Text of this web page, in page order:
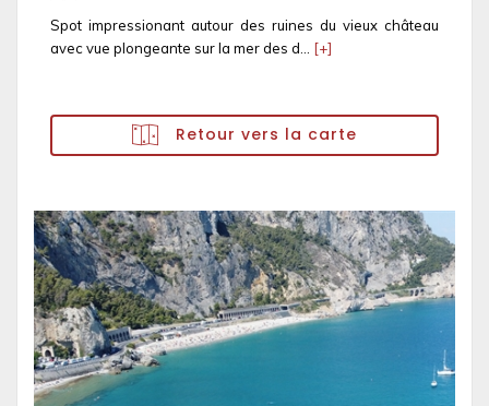
Spot impressionant autour des ruines du vieux château
avec vue plongeante sur la mer des d... [+]
Retour vers la carte